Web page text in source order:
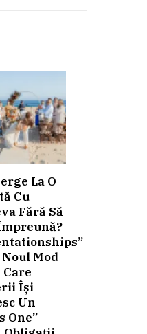
La O
Cu
Fără Să
Mod
Își
Un
One”